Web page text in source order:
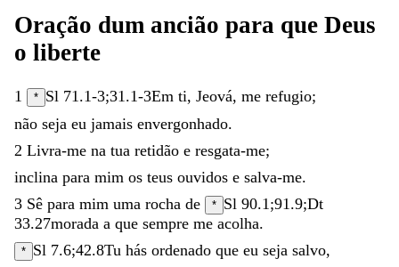
Oração dum ancião para que Deus
o liberte
1 * Sl 71.1-3;31.1-3Em ti, Jeová, me refugio;
não seja eu jamais envergonhado.
2 Livra-me na tua retidão e resgata-me;
inclina para mim os teus ouvidos e salva-me.
3 Sê para mim uma rocha de * Sl 90.1 ;91.9;Dt
33.27morada a que sempre me acolha.
* Sl 7.6;42.8Tu hás ordenado que eu seja salvo,